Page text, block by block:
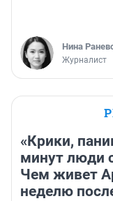
Нина
Журналист
«Крики,
минут люди
Чем живет
неделю